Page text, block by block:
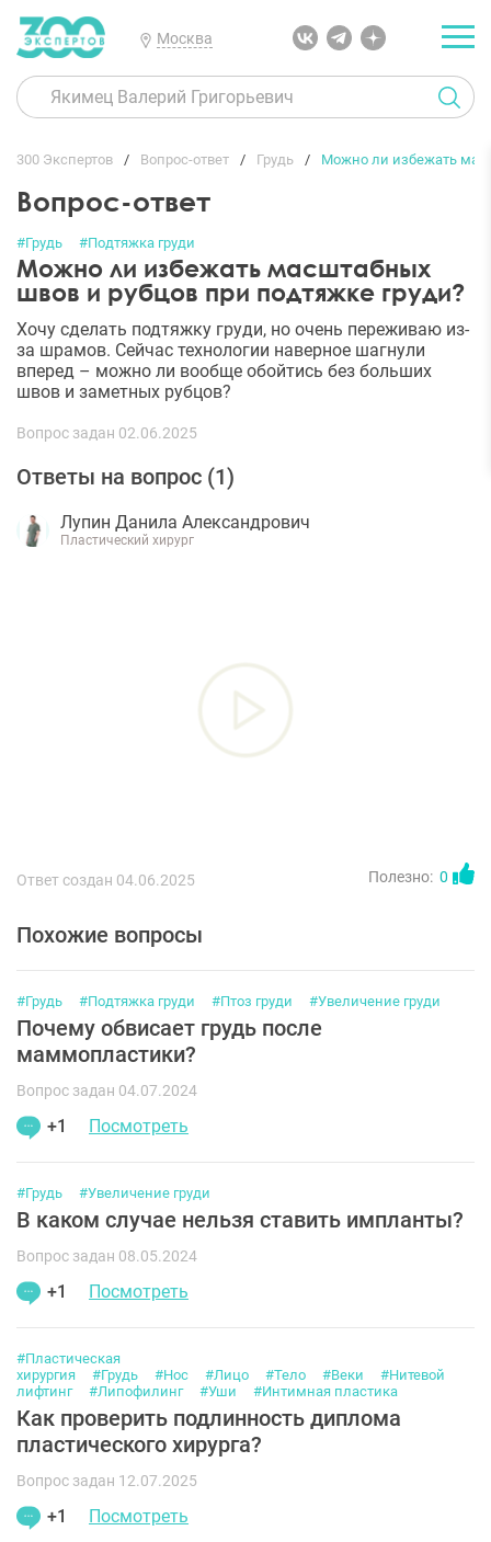
Москва
300 Экспертов Вопрос-ответ Грудь Можно ли избежать
Вопрос-ответ
#Грудь #Подтяжка груди
Можно ли избежать масштабных
швов и рубцов при подтяжке груди?
Хочу сделать подтяжку груди, но очень переживаю из-
за шрамов. Сейчас технологии наверное шагнули
вперед – можно ли вообще обойтись без больших
швов и заметных рубцов?
Вопрос задан 02.06.2025
Ответы на вопрос (1)
Лупин Данила Александрович
Пластический хирург
Ответ создан 04.06.2025 Полезно: 0
Похожие вопросы
#Грудь #Подтяжка груди #Птоз груди #Увеличение груди
Почему обвисает грудь после
маммопластики?
Вопрос задан 04.07.2024
+1 Посмотреть
#Грудь #Увеличение груди
В каком случае нельзя ставить импланты?
Вопрос задан 08.05.2024
+1 Посмотреть
#Пластическая
хирургия
#Грудь #Нос #Лицо #Тело #Веки
#Нитевой
лифтинг
#Липофилинг #Уши #Интимная пластика
Как проверить подлинность диплома
пластического хирурга?
Вопрос задан 12.07.2025
+1 Посмотреть